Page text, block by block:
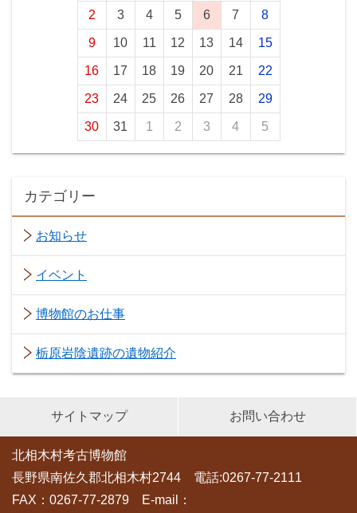
2 3 4 5 6 7 8
9 10 11 12 13 14 15
16 17 18 19 20 21 22
23 24 25 26 27 28 29
30 31 1 2 3 4 5
カテゴリー
お知らせ
イベント
博物館のお仕事
栃原岩陰遺跡の遺物紹介
サイトマップ お問い合わせ
北相木村考古博物館
長野県南佐久郡北相木村2744 電話:0267-77-2111
FAX：0267-77-2879 E-mail：